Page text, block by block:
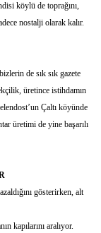
köylü de toprağını,
nostalji olarak kalır.
de sık sık gazete
üretince istihdamın
Çaltı köyünde
üretimi de yine başarılı
gösterirken, alt
kapılarını aralıyor.